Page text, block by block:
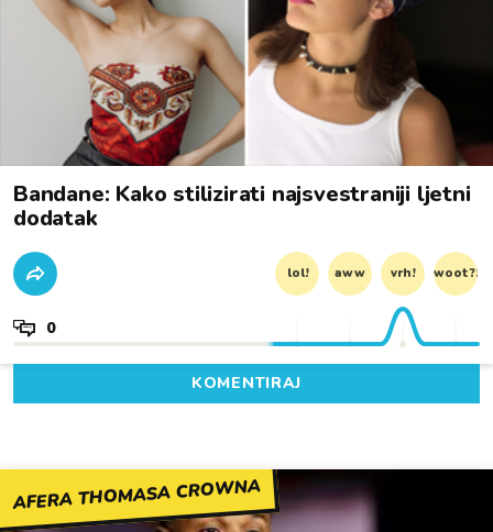
Bandane: Kako stilizirati najsvestraniji ljetni
dodatak
lol! aww vrh! woot?!
0
KOMENTIRAJ
AFERA THOMASA CROWNA